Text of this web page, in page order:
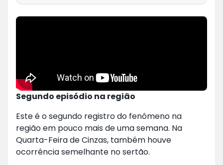
Segundo episódio na região
Este é o segundo registro do fenômeno na
região em pouco mais de uma semana. Na
Quarta-Feira de Cinzas, também houve
ocorrência semelhante no sertão.